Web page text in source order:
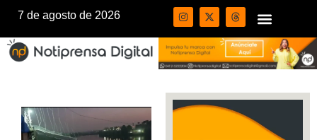
7 de agosto de 2026